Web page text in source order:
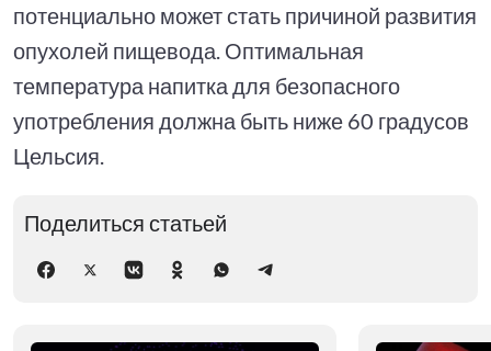
потенциально может стать причиной развития
опухолей пищевода. Оптимальная
температура напитка для безопасного
употребления должна быть ниже 60 градусов
Цельсия.
Поделиться статьей